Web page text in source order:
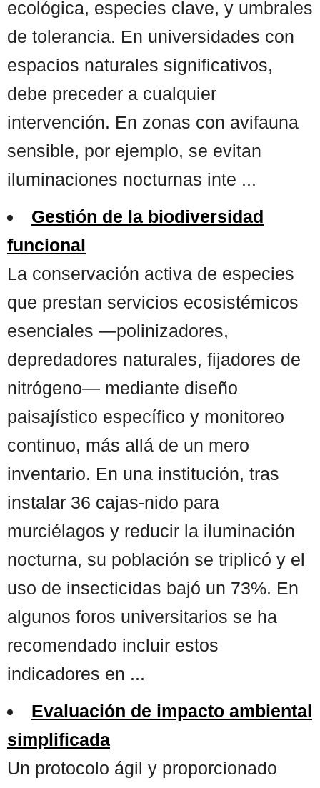
ecológica, especies clave, y umbrales
de tolerancia. En universidades con
espacios naturales significativos,
debe preceder a cualquier
intervención. En zonas con avifauna
sensible, por ejemplo, se evitan
iluminaciones nocturnas inte ...
Gestión de la biodiversidad
funcional
La conservación activa de especies
que prestan servicios ecosistémicos
esenciales —polinizadores,
depredadores naturales, fijadores de
nitrógeno— mediante diseño
paisajístico específico y monitoreo
continuo, más allá de un mero
inventario. En una institución, tras
instalar 36 cajas-nido para
murciélagos y reducir la iluminación
nocturna, su población se triplicó y el
uso de insecticidas bajó un 73%. En
algunos foros universitarios se ha
recomendado incluir estos
indicadores en ...
Evaluación de impacto ambiental
simplificada
Un protocolo ágil y proporcionado